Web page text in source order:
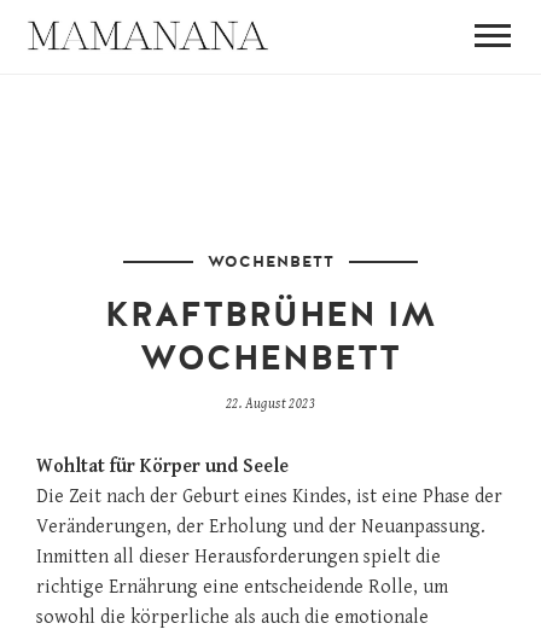
Babymassage, Mütterpflege und Stillberatung in Berlin Pankow
und Prenzlauer Berg.
MUTTER
MÜTTER
WOCHENBETT
KRAFTBRÜHEN IM
WOCHENBETT
22. August 2023
Wohltat für Körper und Seele
Die Zeit nach der Geburt eines Kindes, ist eine Phase der
Veränderungen, der Erholung und der Neuanpassung.
Inmitten all dieser Herausforderungen spielt die
richtige Ernährung eine entscheidende Rolle, um
sowohl die körperliche als auch die emotionale